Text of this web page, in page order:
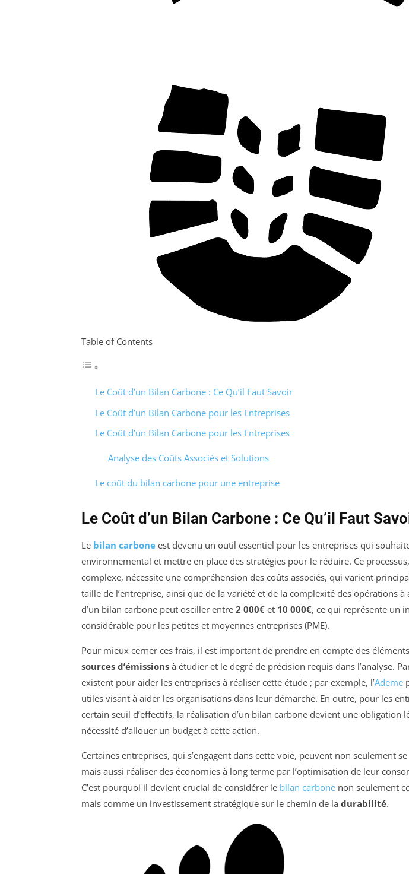
Table of Contents
Le Coût d’un Bilan Carbone : Ce Qu’il Faut Savoir
Le Coût d’un Bilan Carbone pour les Entreprises
Le Coût d’un Bilan Carbone pour les Entreprises
Analyse des Coûts Associés et Solutions
Le coût du bilan carbone pour une entreprise
Le Coût d’un Bilan Carbone : Ce Qu’il Faut
Le bilan carbone est devenu un outil essentiel pour les entreprises qui
environnemental et mettre en place des stratégies pour le réduire. Ce
complexe, nécessite une compréhension des coûts associés, qui varient
taille de l’entreprise, ainsi que de la variété et de la complexité des opérations
d’un bilan carbone peut osciller entre 2 000€ et 10 000€, ce qui représente un
considérable pour les petites et moyennes entreprises (PME).
Pour mieux cerner ces frais, il est important de prendre en compte des
sources d’émissions à étudier et le degré de précision requis dans l’analyse.
existent pour aider les entreprises à réaliser cette étude ; par exemple, l’Ademe
utiles visant à aider les organisations dans leur démarche. En outre, pour les
certain seuil d’effectifs, la réalisation d’un bilan carbone devient une obligation
nécessité d’allouer un budget à cette action.
Certaines entreprises, qui s’engagent dans cette voie, peuvent non seulement
mais aussi réaliser des économies à long terme par l’optimisation de leur
C’est pourquoi il devient crucial de considérer le bilan carbone non seulement
mais comme un investissement stratégique sur le chemin de la durabilité.